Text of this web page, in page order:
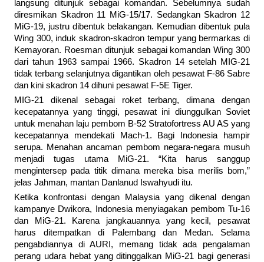
langsung ditunjuk sebagai komandan. Sebelumnya sudah
diresmikan Skadron 11 MiG-15/17. Sedangkan Skadron 12
MiG-19, justru dibentuk belakangan. Kemudian dibentuk pula
Wing 300, induk skadron-skadron tempur yang bermarkas di
Kemayoran. Roesman ditunjuk sebagai komandan Wing 300
dari tahun 1963 sampai 1966. Skadron 14 setelah MIG-21
tidak terbang selanjutnya digantikan oleh pesawat F-86 Sabre
dan kini skadron 14 dihuni pesawat F-5E Tiger.
MIG-21 dikenal sebagai roket terbang, dimana dengan
kecepatannya yang tinggi, pesawat ini diunggulkan Soviet
untuk menahan laju pembom B-52 Stratofortress AU AS yang
kecepatannya mendekati Mach-1. Bagi Indonesia hampir
serupa. Menahan ancaman pembom negara-negara musuh
menjadi tugas utama MiG-21. “Kita harus sanggup
mengintersep pada titik dimana mereka bisa merilis bom,”
jelas Jahman, mantan Danlanud Iswahyudi itu.
Ketika konfrontasi dengan Malaysia yang dikenal dengan
kampanye Dwikora, Indonesia menyiagakan pembom Tu-16
dan MiG-21. Karena jangkauannya yang kecil, pesawat
harus ditempatkan di Palembang dan Medan. Selama
pengabdiannya di AURI, memang tidak ada pengalaman
perang udara hebat yang ditinggalkan MiG-21 bagi generasi